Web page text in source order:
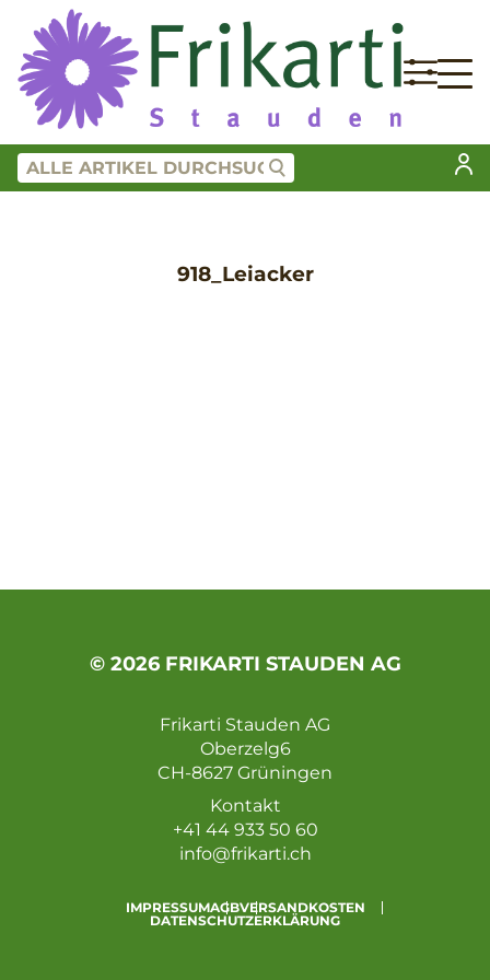
918_Leiacker
© 2026 FRIKARTI STAUDEN AG
Frikarti Stauden AG
Oberzelg6
CH-8627 Grüningen
Kontakt
+41 44 933 50 60
info@frikarti.ch
IMPRESSUMAGBVERSANDKOSTEN
DATENSCHUTZERKLÄRUNG